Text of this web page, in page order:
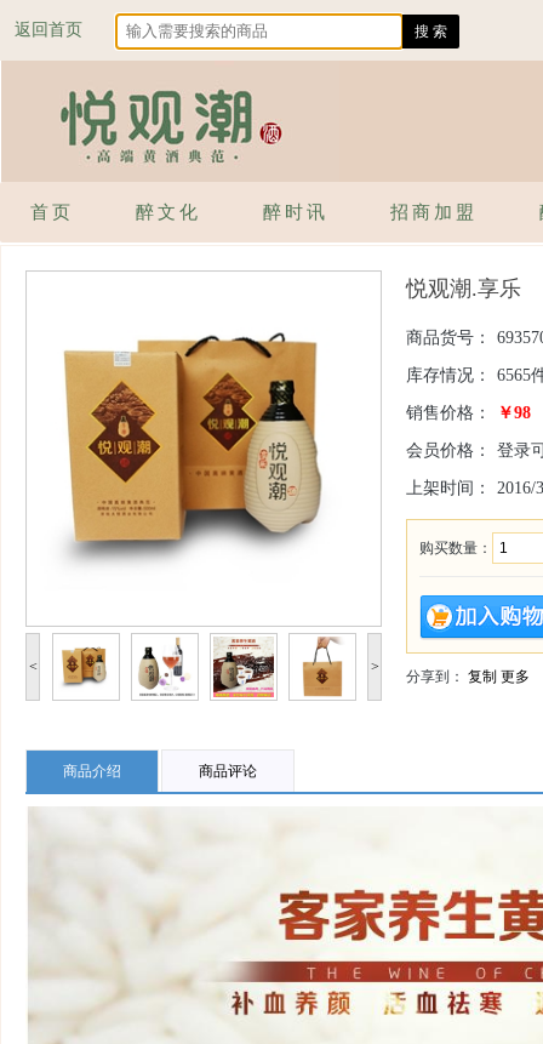
返回首页
首页 醉文化 醉时讯 招商加盟
< >
悦观潮.享乐
商品货号：
库存情况： 6565
销售价格： ￥98
会员价格： 登录
上架时间： 2016/
购买数量：
分享到： 复制 更多
商品介绍 商品评论